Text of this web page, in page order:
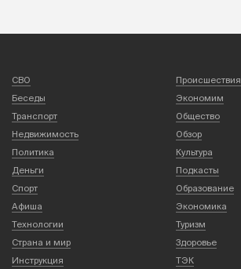
СВО
Происшествия
Беседы
Экономим
Транспорт
Общество
Недвижимость
Обзор
Политика
Культура
Деньги
Подкасты
Спорт
Образование
Афиша
Экономика
Технологии
Туризм
Страна и мир
Здоровье
Инструкция
ТЭК